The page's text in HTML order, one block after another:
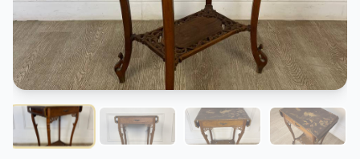
ДОСТАВКА И ОПЛАТА